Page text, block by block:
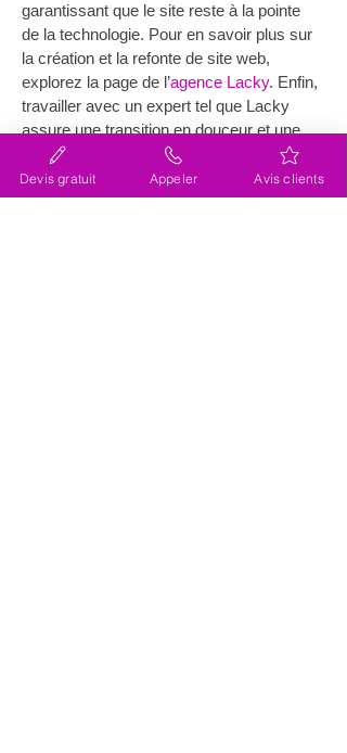
garantissant que le site reste à la pointe
de la technologie. Pour en savoir plus sur
la création et la refonte de site web,
explorez la page de l’agence Lacky. Enfin,
travailler avec un expert tel que Lacky
assure une transition en douceur et une
optimisation maximale des performances
du site.
Devis gratuit Appeler Avis clients